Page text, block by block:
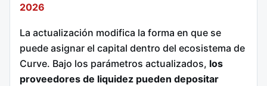
2026
La actualización modifica la forma en que se
puede asignar el capital dentro del ecosistema de
Curve. Bajo los parámetros actualizados, los
proveedores de liquidez pueden depositar